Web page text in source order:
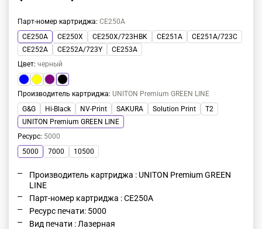
Парт-номер картриджа: CE250A
CE250A
CE250X CE250X/723HBK CE251A
CE251A/723C
CE252A
CE252A/723Y
CE253A
Цвет: черный
Производитель картриджа: UNITON Premium GREEN LINE
G&G
Hi-Black NV-Print SAKURA Solution Print
T2
UNITON Premium GREEN LINE
Ресурс: 5000
5000
7000 10500
Производитель картриджа : UNITON Premium GREEN
LINE
Парт-номер картриджа : CE250A
Ресурс печати: 5000
Вид печати : Лазерная